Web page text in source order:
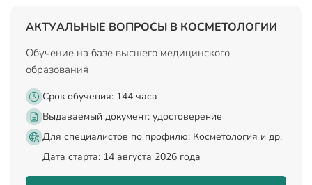
АКТУАЛЬНЫЕ ВОПРОСЫ В КОСМЕТОЛОГИИ
Обучение на базе высшего медицинского
образования
Срок обучения: 144 часа
Выдаваемый документ: удостоверение
Для специалистов по профилю: Косметология и др.
Дата старта: 14 августа 2026 года